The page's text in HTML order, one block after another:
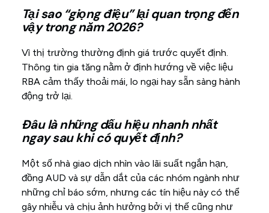
Tại sao “giọng điệu” lại quan trọng đến
vậy trong năm 2026?
Vì thị trường thường định giá trước quyết định.
Thông tin gia tăng nằm ở định hướng về việc liệu
RBA cảm thấy thoải mái, lo ngại hay sẵn sàng hành
động trở lại.
Đâu là những dấu hiệu nhanh nhất
ngay sau khi có quyết định?
Một số nhà giao dịch nhìn vào lãi suất ngắn hạn,
đồng AUD và sự dẫn dắt của các nhóm ngành như
những chỉ báo sớm, nhưng các tín hiệu này có thể
gây nhiễu và chịu ảnh hưởng bởi vị thế cũng như